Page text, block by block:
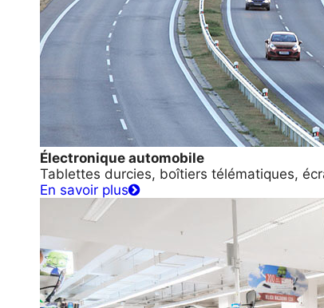
Électronique automobile
Tablettes durcies, boîtiers télématiques,
En savoir plus